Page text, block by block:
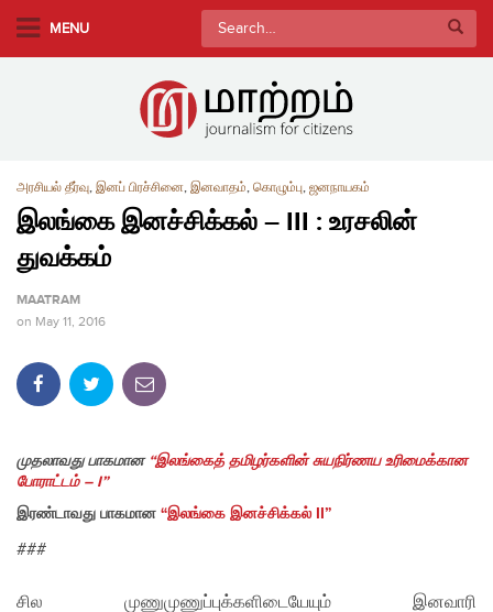
MENU
Search
for:
அரசியல் தீர்வு, இனப் பிரச்சினை, இனவாதம், கொழும்பு, ஜனநாயகம்
இலங்கை இனச்சிக்கல் – III : உரசலின்
துவக்கம்
MAATRAM
on May 11, 2016
முதலாவது பாகமான “இலங்கைத் தமிழர்களின் சுயநிர்ணய உரிமைக்கான
போராட்டம் – I”
இரண்டாவது பாகமான “இலங்கை இனச்சிக்கல் II”
###
சில முணுமுணுப்புக்களிடையேயும் இனவாரி